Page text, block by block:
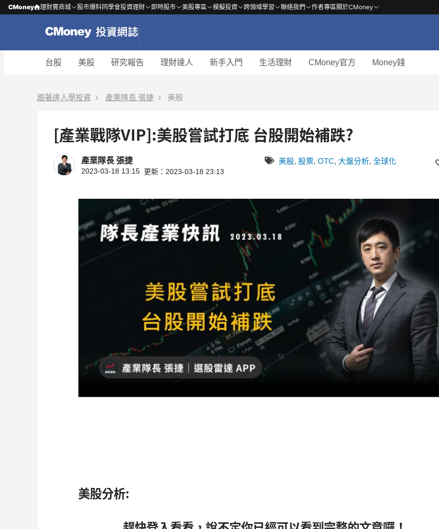
CMoney 理財寶商城 股市爆料同學會投資理財 即時股市 美股專區 模擬投資 跨領域學習 聯絡我們 作者專區關於CMoney
台股 美股 研究報告 理財達人 新手入門 生活理財 CMoney官方 Money錢
跟著達人學投資 產業隊長 張捷 美股
[產業戰隊VIP]:美股嘗試打底 台股開始補跌?
產業隊長 張捷
2023-03-18 13:15 更新：2023-03-18 23:13
美股, 股票, OTC, 大盤分析, 全球化
美股分析: